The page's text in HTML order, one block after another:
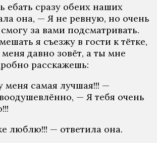
ебать сразу обеих наших
она, — Я не ревную, но очень
за вами подсматривать.
я съезжу в гости к тётке,
давно зовёт, а ты мне
расскажешь:
меня самая лучшая!!! —
— Я тебя очень
люблю!!! — ответила она.